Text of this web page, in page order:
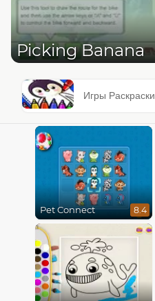
Picking Banana
Игры Раскраски
Pet Connect 8.4